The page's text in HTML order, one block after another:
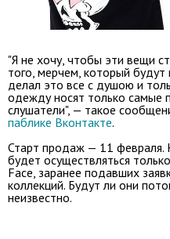
"Я не хочу, чтобы эти вещи
того, мерчем, который будут
делал это все с душою и
одежду носят только самые
слушатели", — такое
паблике Вконтакте.
Старт продаж — 11
будет осуществляться
Face, заранее подавших
коллекций. Будут ли они
неизвестно.